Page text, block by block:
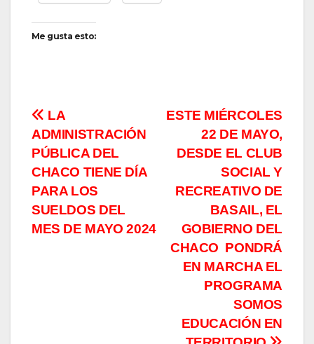
Me gusta esto:
Navegación
de
entradas
ESTE MIÉRCOLES
22 DE MAYO,
DESDE EL CLUB
SOCIAL Y
RECREATIVO DE
BASAIL, EL
GOBIERNO DEL
CHACO PONDRÁ
EN MARCHA EL
PROGRAMA
SOMOS
EDUCACIÓN EN
LA
ADMINISTRACIÓN
PÚBLICA DEL
CHACO TIENE DÍA
PARA LOS
SUELDOS DEL
MES DE MAYO 2024